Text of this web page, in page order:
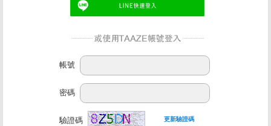
帳號
密碼
驗證碼 更新驗證碼